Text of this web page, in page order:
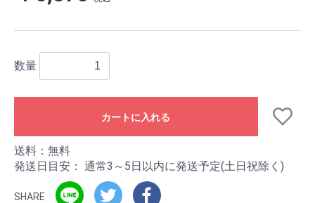
数量
カートに入れる
送料：無料
発送日目安： 通常3～5日以内に発送予定(土日祝除く)
SHARE